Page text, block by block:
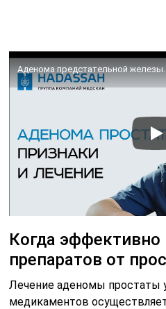
Когда
препаратов от
Лечение аденомы
медикаментов